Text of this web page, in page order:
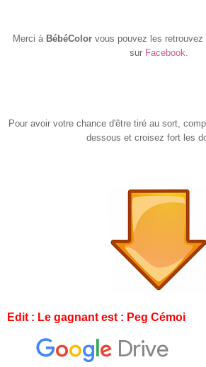
Merci à BébéColorvous pouvez les retrouvez
sur Facebook.
Pour avoir votre chance d'être tiré au sort,
dessous et croisez fort les
Edit : Le gagnant est : Peg Cémoi